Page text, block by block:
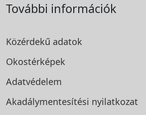
További információk
Közérdekű adatok
Okostérképek
Adatvédelem
Akadálymentesítési nyilatkozat